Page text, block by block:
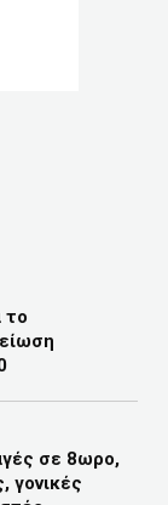
το
σε 8ωρο,
γονικές